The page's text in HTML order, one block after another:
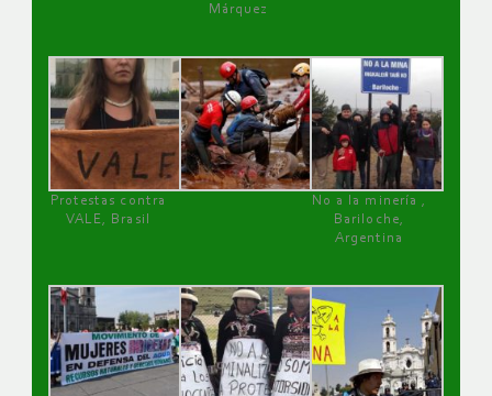
Márquez
Protestas contra
VALE, Brasil
No a la minería ,
Bariloche,
Argentina